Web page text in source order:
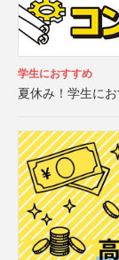
学生におすすめ
夏休み！学生に